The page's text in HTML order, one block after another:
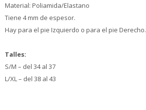
Material: Poliamida/Elastano
Tiene 4 mm de espesor.
Hay para el pie Izquierdo o para el pie Derecho.
Talles:
S/M – del 34 al 37
L/XL – del 38 al 43